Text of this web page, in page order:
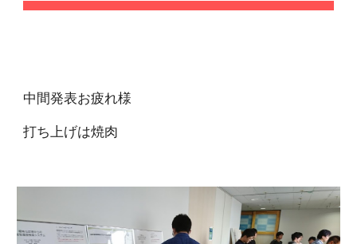
中間発表お疲れ様
打ち上げは焼肉